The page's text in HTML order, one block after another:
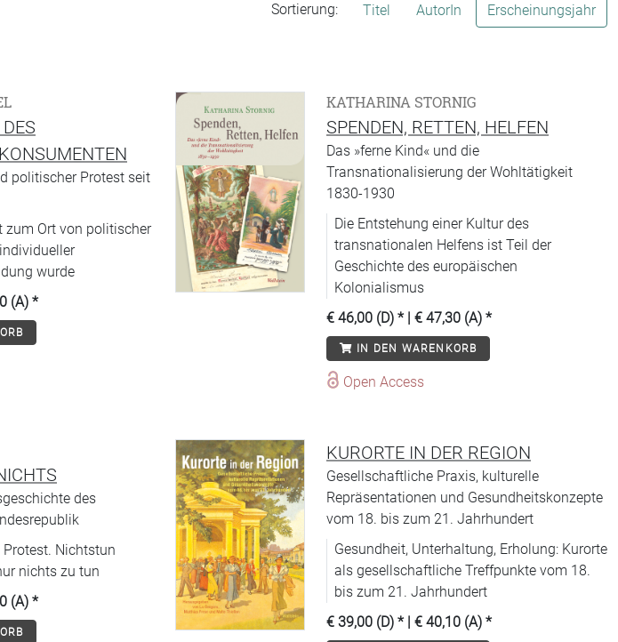
Sortierung: Titel AutorIn Erscheinungsjahr
politischer Protest seit
zum Ort von politischer
wurde
(A) *
KATHARINA STORNIG
SPENDEN, RETTEN, HELFEN
Das »ferne Kind« und die
Transnationalisierung der Wohltätigkeit
1830-1930
Die Entstehung einer Kultur des
transnationalen Helfens ist Teil der
Geschichte des europäischen
Kolonialismus
€ 46,00 (D) * | € 47,30 (A) *
IN DEN WARENKORB
Open Access
des
Nichtstun
nichts zu tun
(A) *
KURORTE IN DER REGION
Gesellschaftliche Praxis, kulturelle
Repräsentationen und Gesundheitskonzepte
vom 18. bis zum 21. Jahrhundert
Gesundheit, Unterhaltung, Erholung: Kurorte
als gesellschaftliche Treffpunkte vom 18.
bis zum 21. Jahrhundert
€ 39,00 (D) * | € 40,10 (A) *